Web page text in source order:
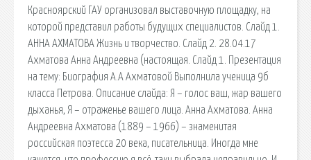
Красноярский ГАУ организовал выставочную площадку, на
которой представил работы будущих специалистов. Слайд 1.
АННА АХМАТОВА Жизнь и творчество. Слайд 2. 28.04.17
Ахматова Анна Андреевна (настоящая. Слайд 1. Презентация
на тему: Биография А.А Ахматовой Выполнила ученица 9б
класса Петрова. Описание слайда: Я – голос ваш, жар вашего
дыханья, Я – отраженье вашего лица. Анна Ахматова. Анна
Андреевна Ахматова (1889 – 1966) – знаменитая
российская поэтесса 20 века, писательница. Иногда мне